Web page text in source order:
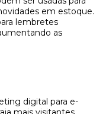
em estoque.
lembretes
as
digital para e-